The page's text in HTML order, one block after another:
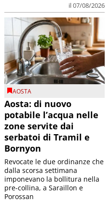
il 07/08/2026
AOSTA
Aosta: di nuovo
potabile l’acqua nelle
zone servite dai
serbatoi di Tramil e
Bornyon
Revocate le due ordinanze che
dalla scorsa settimana
imponevano la bollitura nella
pre-collina, a Saraillon e
Porossan